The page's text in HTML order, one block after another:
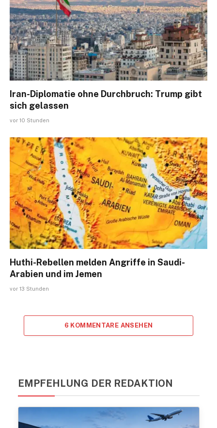
Iran-Diplomatie ohne Durchbruch: Trump gibt
sich gelassen
vor 10 Stunden
Huthi-Rebellen melden Angriffe in Saudi-
Arabien und im Jemen
vor 13 Stunden
6 KOMMENTARE ANSEHEN
EMPFEHLUNG DER REDAKTION